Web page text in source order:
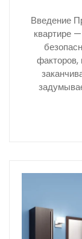
Введение
квартире
факторов,